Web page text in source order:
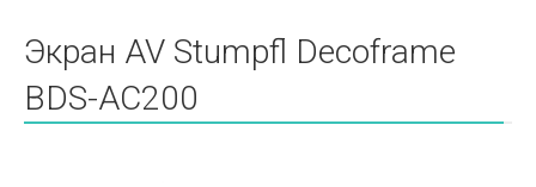
Экран AV Stumpfl Decoframe
BDS-AC200